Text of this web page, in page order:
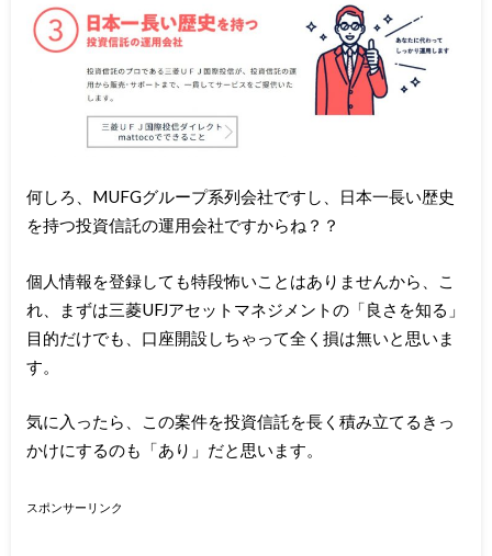
何しろ、MUFGグループ系列会社ですし、日本一長い歴史
を持つ投資信託の運用会社ですからね？？
個人情報を登録しても特段怖いことはありませんから、こ
れ、まずは三菱UFJアセットマネジメントの「良さを知る」
目的だけでも、口座開設しちゃって全く損は無いと思いま
す。
気に入ったら、この案件を投資信託を長く積み立てるきっ
かけにするのも「あり」だと思います。
スポンサーリンク